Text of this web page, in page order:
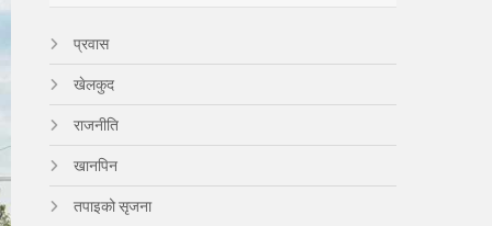
प्रवास
खेलकुद
राजनीति
खानपिन
तपाइको सृजना